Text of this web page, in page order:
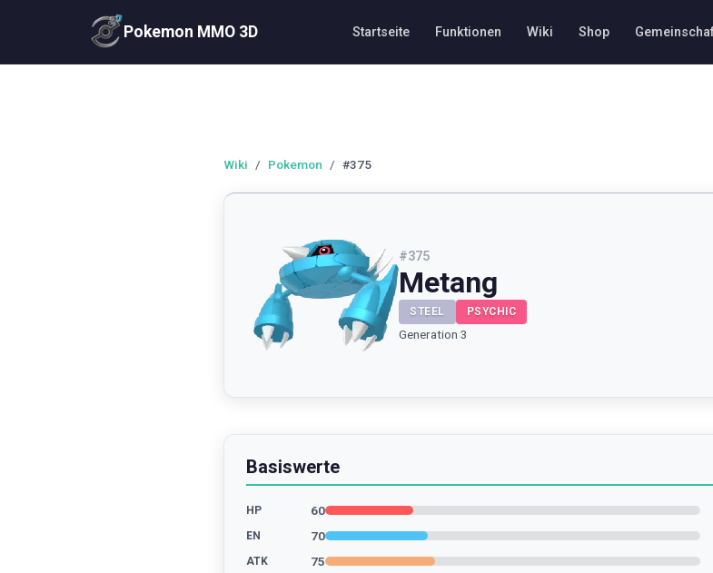
Pokemon MMO 3D Startseite Funktionen Wiki Shop
Wiki / Pokemon / #375
#375
Metang
STEEL PSYCHIC
Generation 3
Basiswerte
HP 60
EN 70
ATK 75